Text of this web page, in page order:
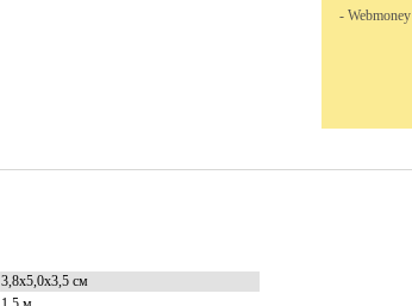
- Webmoney
3,8х5,0х3,5 см